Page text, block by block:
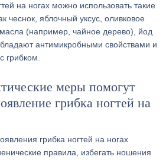
на ногах можно использовать такие
чеснок, яблочный уксус, оливковое
(например, чайное дерево), йод
антимикробными свойствами и
грибком.
меры помогут
грибка ногтей на
грибка ногтей на ногах
правила, избегать ношения